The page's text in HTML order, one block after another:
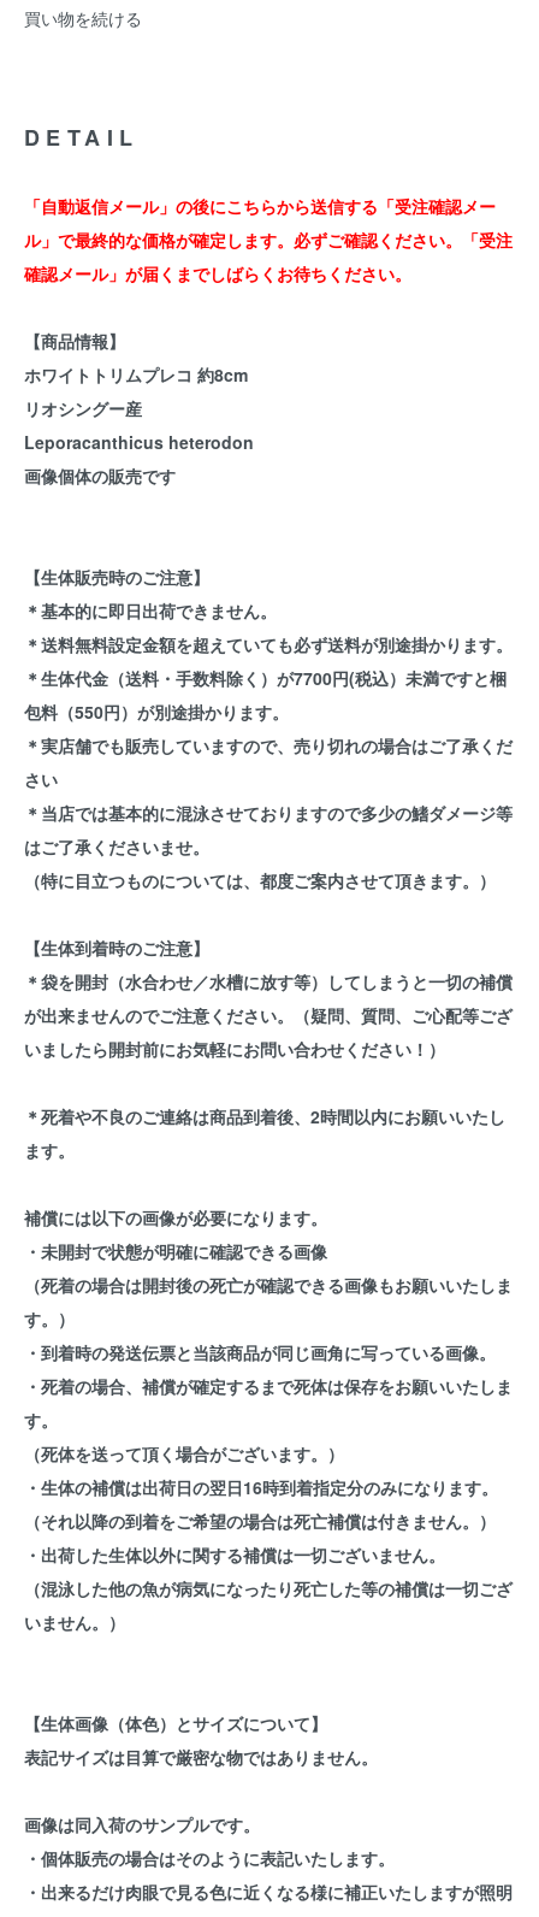
買い物を続ける
DETAIL
「自動返信メール」の後にこちらから送信する「受注確認メー
ル」で最終的な価格が確定します。必ずご確認ください。「受注
確認メール」が届くまでしばらくお待ちください。
【商品情報】
ホワイトトリムプレコ 約8cm
リオシングー産
Leporacanthicus heterodon
画像個体の販売です
【生体販売時のご注意】
＊基本的に即日出荷できません。
＊送料無料設定金額を超えていても必ず送料が別途掛かります。
＊生体代金（送料・手数料除く）が7700円(税込）未満ですと梱
包料（550円）が別途掛かります。
＊実店舗でも販売していますので、売り切れの場合はご了承くだ
さい
＊当店では基本的に混泳させておりますので多少の鰭ダメージ等
はご了承くださいませ。
（特に目立つものについては、都度ご案内させて頂きます。）
【生体到着時のご注意】
＊袋を開封（水合わせ／水槽に放す等）してしまうと一切の補償
が出来ませんのでご注意ください。（疑問、質問、ご心配等ござ
いましたら開封前にお気軽にお問い合わせください！）
＊死着や不良のご連絡は商品到着後、2時間以内にお願いいたし
ます。
補償には以下の画像が必要になります。
・未開封で状態が明確に確認できる画像
（死着の場合は開封後の死亡が確認できる画像もお願いいたしま
す。）
・到着時の発送伝票と当該商品が同じ画角に写っている画像。
・死着の場合、補償が確定するまで死体は保存をお願いいたしま
す。
（死体を送って頂く場合がございます。）
・生体の補償は出荷日の翌日16時到着指定分のみになります。
（それ以降の到着をご希望の場合は死亡補償は付きません。）
・出荷した生体以外に関する補償は一切ございません。
（混泳した他の魚が病気になったり死亡した等の補償は一切ござ
いません。）
【生体画像（体色）とサイズについて】
表記サイズは目算で厳密な物ではありません。
画像は同入荷のサンプルです。
・個体販売の場合はそのように表記いたします。
・出来るだけ肉眼で見る色に近くなる様に補正いたしますが照明